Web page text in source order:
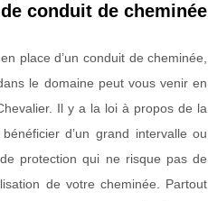
conduit de cheminée
place d’un conduit de cheminée,
le domaine peut vous venir en
Il y a la loi à propos de la
d’un grand intervalle ou
protection qui ne risque pas de
de votre cheminée. Partout